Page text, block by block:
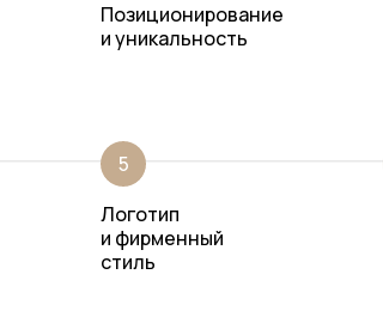
Логотип
и фирменный
стиль
5
Позиционирование
и уникальность